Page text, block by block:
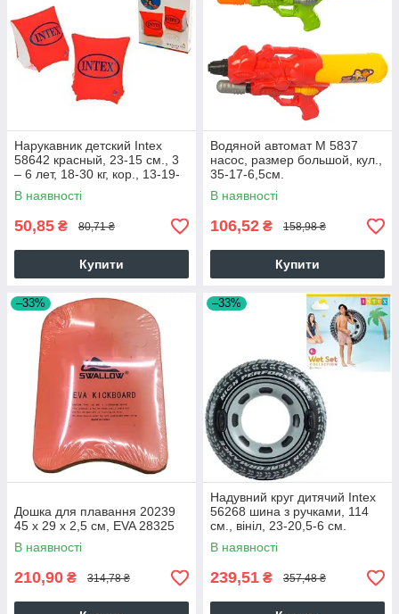
Нарукавник детский Intex
58642 красный, 23-15 см., 3
– 6 лет, 18-30 кг, кор., 13-19-
2,5 см.
В наявності
50,85 ₴ 80,71 ₴
Купити
Водяной автомат M 5837
насос, размер большой, кул.,
35-17-6,5см.
В наявності
106,52 ₴ 158,98 ₴
Купити
–33%
Дошка для плавання 20239
45 x 29 x 2,5 см, EVA 28325
В наявності
210,90 ₴ 314,78 ₴
–33%
Надувний круг дитячий Intex
56268 шина з ручками, 114
см., вініл, 23-20,5-6 см.
28325
В наявності
239,51 ₴ 357,48 ₴